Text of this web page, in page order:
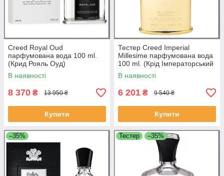
Creed Royal Oud
парфумована вода 100 ml.
(Крид Рояль Оуд)
В наявності
8 370 ₴ 13 950 ₴
Купити
Тестер Creed Imperial
Millesime парфумована вода
100 ml. (Крід Імператорський
Міллезем)
В наявності
6 201 ₴ 9 540 ₴
Купити
–35% Тестер –35%